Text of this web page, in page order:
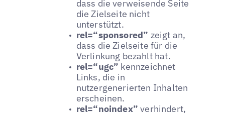
dass die verweisende Seite
die Zielseite nicht
unterstützt.
rel=“sponsored” zeigt an,
dass die Zielseite für die
Verlinkung bezahlt hat.
rel=“ugc” kennzeichnet
Links, die in
nutzergenerierten Inhalten
erscheinen.
rel=“noindex”verhindert,